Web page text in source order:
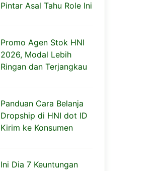
Pintar Asal Tahu Role Ini
Promo Agen Stok HNI
2026, Modal Lebih
Ringan dan Terjangkau
Panduan Cara Belanja
Dropship di HNI dot ID
Kirim ke Konsumen
Ini Dia 7 Keuntungan